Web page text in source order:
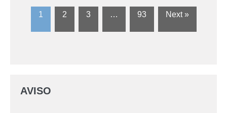
1 2 3 … 93 Next »
AVISO